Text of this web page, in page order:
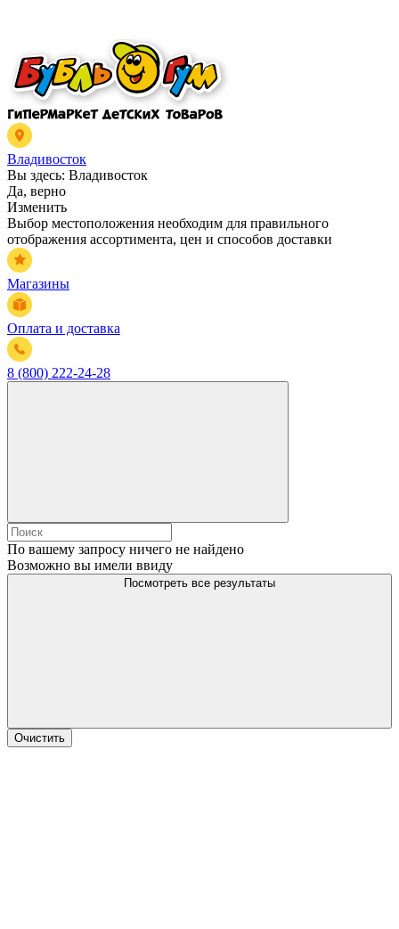
Владивосток
Вы здесь: Владивосток
Да, верно
Изменить
Выбор местоположения необходим для правильного
отображения ассортимента, цен и способов доставки
Магазины
Оплата и доставка
8 (800) 222-24-28
По вашему запросу ничего не найдено
Возможно вы имели ввиду
Посмотреть все результаты
Очистить